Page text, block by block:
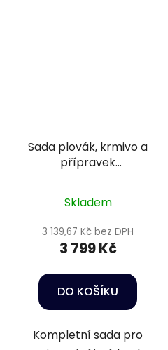
Sada plovák, krmivo a
přípravek
Skladem
3 139,67 Kč bez DPH
3 799 Kč
DO KOŠÍKU
Kompletní sada pro